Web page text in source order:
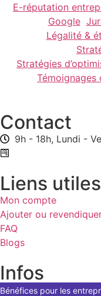
E-réputation
Google
Légalité &
Stratégies
Témoignages
Contact
9h - 18h, Lundi -
Liens utiles
Mon compte
Ajouter ou
FAQ
Blogs
Infos
Bénéfices pour les